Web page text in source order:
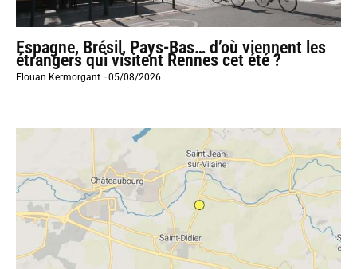
Espagne, Brésil, Pays-Bas… d’où viennent les
étrangers qui visitent Rennes cet été ?
Elouan Kermorgant -05/08/2026